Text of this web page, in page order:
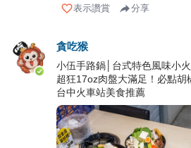
表示讚賞 分享
貪吃猴
小伍手路鍋│台式特色風味小
超狂17oz肉盤大滿足！必點胡
台中火車站美食推薦